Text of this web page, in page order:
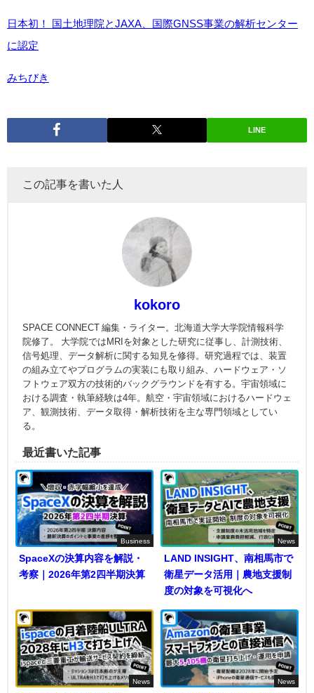
日本初！ 国土地理院とJAXA、国際GNSS事業の解析センター
に認定
みちびき
LINE
この記事を書いた人
kokoro
SPACE CONNECT 編集・ライター。北海道大学大学院情報科学
院修了。 大学院ではMRIを対象とした研究に従事し、計測技術、
信号処理、データ解析に関する知見を修得。研究過程では、装置
の組み立てやプログラムの実装にも取り組み、ハードウェア・ソ
フトウェア双方の技術的バックグラウンドを有する。宇宙領域に
おける調査・執筆経験は4年。航空・宇宙領域におけるハードウェ
ア、観測技術、データ取得・解析技術を主な専門領域としてい
る。
最近書いた記事
Business
SpaceXの決算内容を解説・
考察｜2026年第2四半期決算
News
LAND INSIGHT、南相馬市で
衛星データ活用｜農地支援制
度の対象を可視化へ
News News